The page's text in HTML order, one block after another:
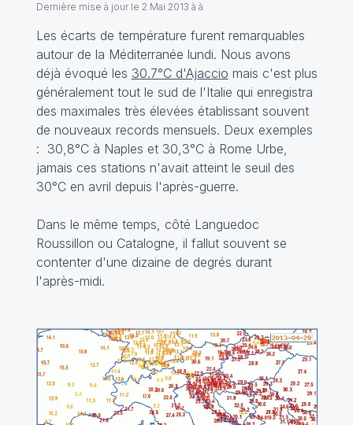
Dernière mise à jour le 2 Mai 2013 à à
Les écarts de température furent remarquables
autour de la Méditerranée lundi. Nous avons
déjà évoqué les 30.7°C d'Ajaccio mais c'est plus
généralement tout le sud de l'Italie qui enregistra
des maximales très élevées établissant souvent
de nouveaux records mensuels. Deux exemples
: 30,8°C à Naples et 30,3°C à Rome Urbe,
jamais ces stations n'avait atteint le seuil des
30°C en avril depuis l'après-guerre.
Dans le même temps, côté Languedoc
Roussillon ou Catalogne, il fallut souvent se
contenter d'une dizaine de degrés durant
l'après-midi.